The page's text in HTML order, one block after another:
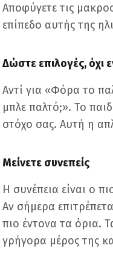
Αποφύγετε τις
επίπεδο αυτής της
Δώστε επιλογές, όχι
Αντί για «Φόρα το
μπλε παλτό;». Το
στόχο σας. Αυτή η
Μείνετε συνεπείς
Η συνέπεια είναι ο
Αν σήμερα
πιο έντονα τα όρια.
γρήγορα μέρος της